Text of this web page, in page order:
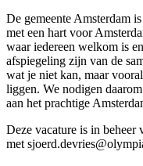
De gemeente Amsterdam
met een hart voor
waar iedereen welkom is
afspiegeling zijn van de
wat je niet kan, maar
liggen. We nodigen
aan het prachtige
Deze vacature is in
met